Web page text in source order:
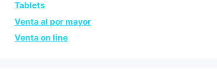
Tablets
Venta al por mayor
Venta on line